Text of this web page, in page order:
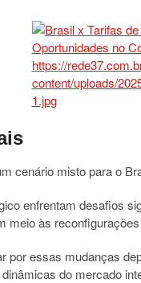
cenário misto para o
enfrentam desafios
meio às
por essas mudanças
do mercado